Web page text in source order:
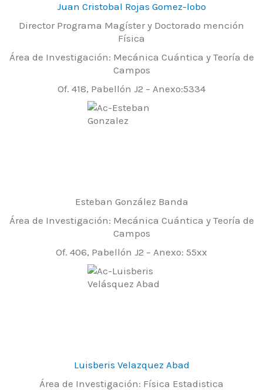
Juan Cristobal Rojas Gomez-lobo
Director Programa Magíster y Doctorado mención
Física
Área de Investigación: Mecánica Cuántica y Teoría de
Campos
Of. 418, Pabellón J2 – Anexo:5334
Esteban González Banda
Área de Investigación: Mecánica Cuántica y Teoría de
Campos
Of. 406, Pabellón J2 – Anexo: 55xx
Luisberis Velazquez Abad
Área de Investigación: Física Estadistica